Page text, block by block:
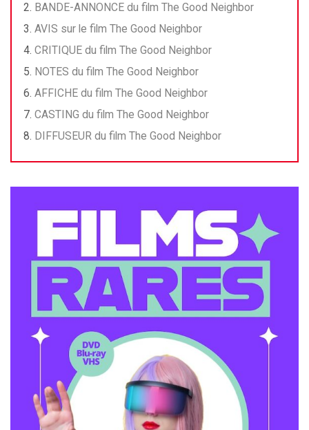
BANDE-ANNONCE du film The Good Neighbor
AVIS sur le film The Good Neighbor
CRITIQUE du film The Good Neighbor
NOTES du film The Good Neighbor
AFFICHE du film The Good Neighbor
CASTING du film The Good Neighbor
DIFFUSEUR du film The Good Neighbor